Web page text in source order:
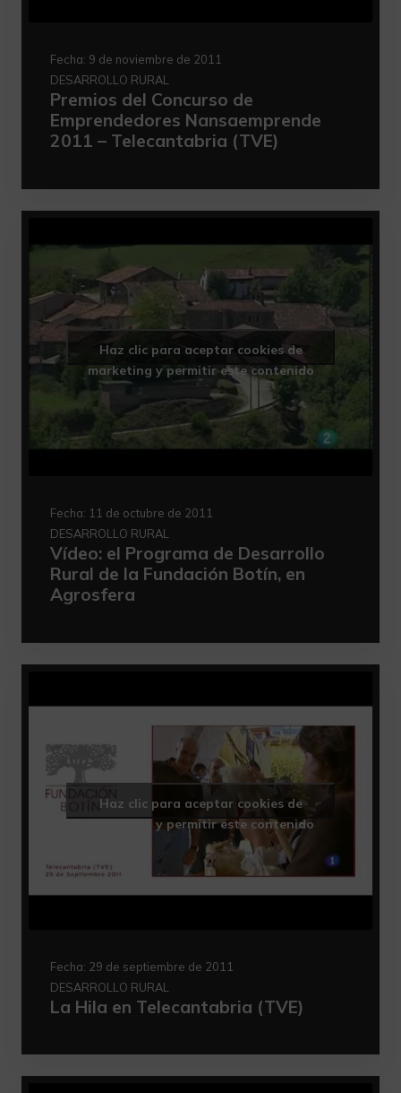
Fecha: 9 de noviembre de 2011
DESARROLLO RURAL
Premios del Concurso de
Emprendedores Nansaemprende
2011 – Telecantabria (TVE)
Haz clic para aceptar cookies de
marketing y permitir este contenido
Fecha: 11 de octubre de 2011
DESARROLLO RURAL
Vídeo: el Programa de Desarrollo
Rural de la Fundación Botín, en
Agrosfera
Haz clic para aceptar cookies de
marketing y permitir este contenido
Fecha: 29 de septiembre de 2011
DESARROLLO RURAL
La Hila en Telecantabria (TVE)